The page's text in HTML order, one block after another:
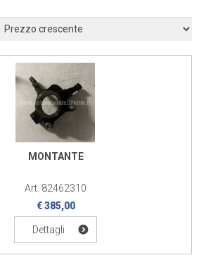
MONTANTE
Art. 82462310
€ 385,00
Dettagli